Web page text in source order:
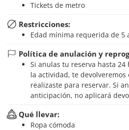
Tickets de metro
Restricciones:
Edad mínima requerida de 5
Política de anulación y
Si anulas tu reserva hasta 24 horas antes del inicio de
la actividad, te devolveremos
realizaste para reservar. Si
anticipación, no aplicará
Qué llevar:
Ropa cómoda